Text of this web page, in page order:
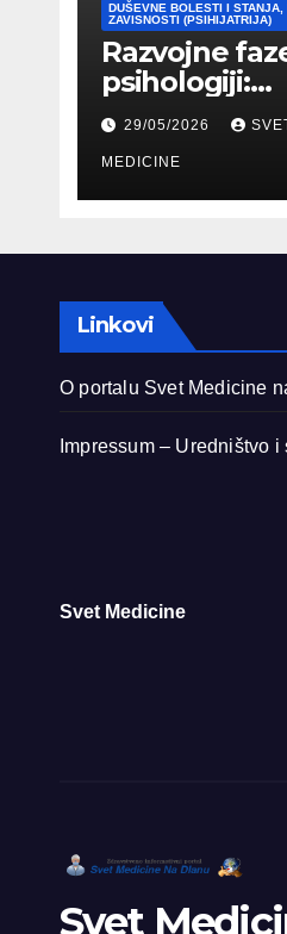
DUŠEVNE BOLESTI I STANJA,
ZAVISNOSTI (PSIHIJATRIJA)
Razvojne
psihologiji:
Kognitivni,
emocionalni i
moralni razvoj
čoveka
29/05/2026
MEDICINE
Linkovi
O portalu Svet Medicine
Impressum – Uredništvo i
Svet Medicine
Svet